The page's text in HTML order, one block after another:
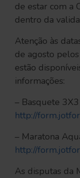
de estar com a
dentro da
Atenção às
de agosto
estão
informações:
– Basquete 3X3
http://
– Maratona
http://
As disputas da